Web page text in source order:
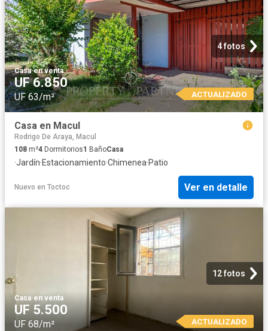
4 fotos
Casa·en venta
UF 6.850
UF 63/m² ACTUALIZADO
Casa en Macul
Rodrigo De Araya, Macul
108 m²4 Dormitorios1 BañoCasa
·Jardín·Estacionamiento·Chimenea·Patio
Nuevo en Toctoc Ver en detalle
12 fotos
Casa·en venta
UF 5.500
UF 68/m² ACTUALIZADO